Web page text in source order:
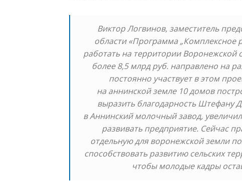
Виктор Логвинов, заместитель
области «Программа „Комплексное
работать на территории Воронежской
более 8,5 млрд руб. направлено на
постоянно участвует в этом
на аннинской земле 10 домов
выразить благодарность Штефану
в Аннинский молочный завод,
развивать предприятие. Сейчас
отдельную для воронежской земли
способствовать развитию сельских
чтобы молодые кадры